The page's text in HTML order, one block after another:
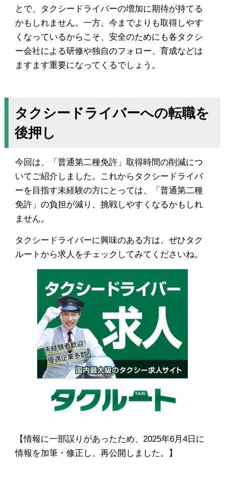
とで、タクシードライバーの増加に期待が持てる
かもしれません。一方、今までよりも取得しやす
くなっているからこそ、安全のためにも各タクシ
ー会社による研修や独自のフォロー、育成などは
ますます重要になってくるでしょう。
タクシードライバーへの転職を
後押し
今回は、「普通第二種免許」取得時間の削減につ
いてご紹介しました。これからタクシードライバ
ーを目指す未経験の方にとっては、「普通第二種
免許」の負担が減り、挑戦しやすくなるかもしれ
ません。
タクシードライバーに興味のある方は、ぜひタク
ルートから求人をチェックしてみてくださいね。
【情報に一部誤りがあったため、2025年6月4日に
情報を加筆・修正し、再公開しました。】